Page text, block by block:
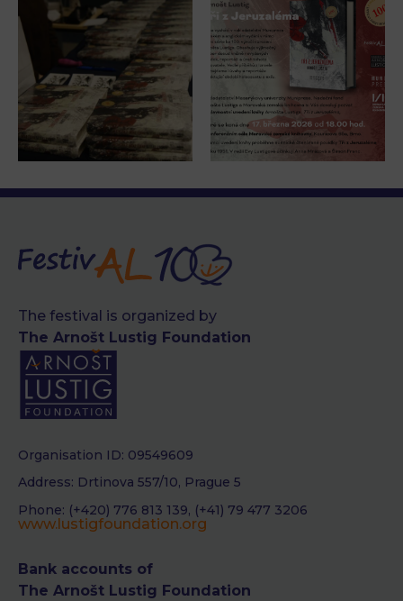
The festival is organized by
The Arnošt Lustig Foundation
Organisation ID: 09549609
Address: Drtinova 557/10, Prague 5
Phone: (+420) 776 813 139, (+41) 79 477 3206
www.lustigfoundation.org
Bank accounts of
The Arnošt Lustig Foundation